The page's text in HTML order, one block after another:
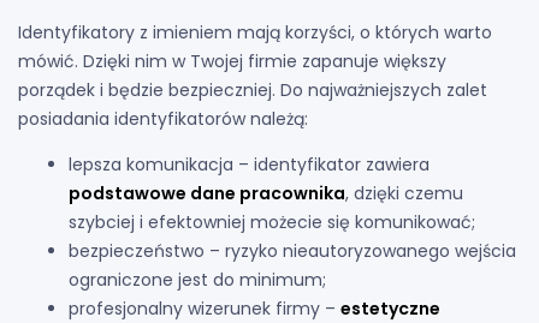
Identyfikatory z imieniem mają korzyści, o których warto
mówić. Dzięki nim w Twojej firmie zapanuje większy
porządek i będzie bezpieczniej. Do najważniejszych zalet
posiadania identyfikatorów należą:
lepsza komunikacja – identyfikator zawiera
podstawowe dane pracownika, dzięki czemu
szybciej i efektowniej możecie się komunikować;
bezpieczeństwo – ryzyko nieautoryzowanego wejścia
ograniczone jest do minimum;
profesjonalny wizerunek firmy – estetyczne